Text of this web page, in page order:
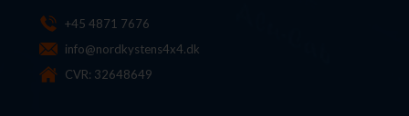
+45 4871 7676
info@nordkystens4x4.dk
CVR: 32648649